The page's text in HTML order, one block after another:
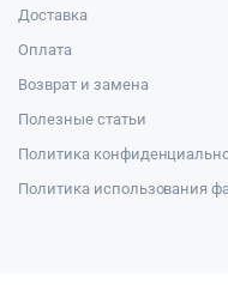
Доставка
Оплата
Возврат и замена
Полезные статьи
Политика
Политика использования